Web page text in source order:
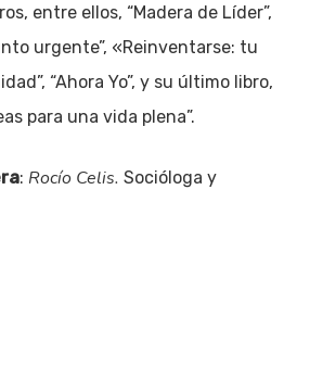
entre ellos, “Madera de Líder”,
urgente”, «Reinventarse: tu
“Ahora Yo”, y su último libro,
para una vida plena”.
: Rocío Celis. Socióloga y